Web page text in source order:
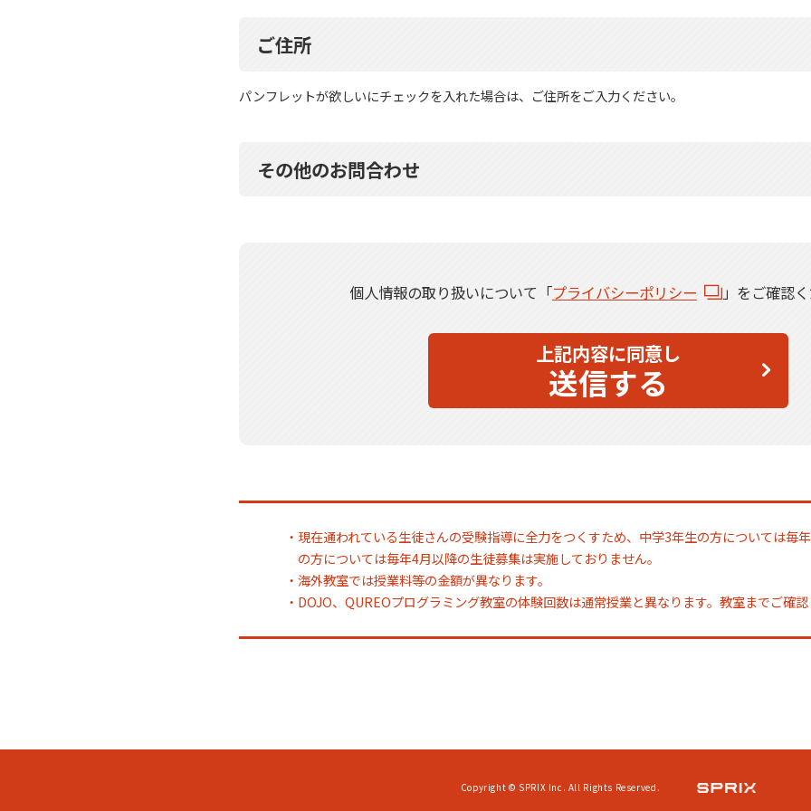
ご住所
パンフレットが欲しいにチェックを入れた場合は、ご住所をご入力ください。
その他のお問合わせ
個人情報の取り扱いについて「プライバシーポリシー 」をご確認
上記内容に同意し
送信する
・現在通われている生徒さんの受験指導に全力をつくすため、中学3年生の方については毎
の方については毎年4月以降の生徒募集は実施しておりません。
・海外教室では授業料等の金額が異なります。
・DOJO、QUREOプログラミング教室の体験回数は通常授業と異なります。教室までご確
Copyright © SPRIX Inc. All Rights Reserved.